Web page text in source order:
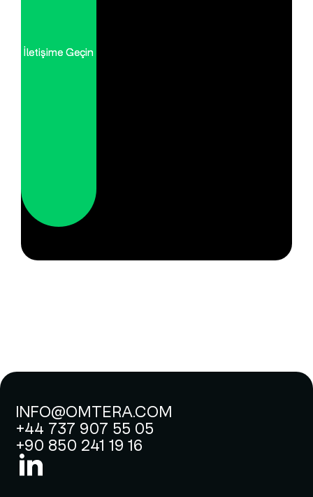
İletişime Geçin
İletişime Geçin
INFO@OMTERA.COM
+44 737 907 55 05
+90 850 241 19 16